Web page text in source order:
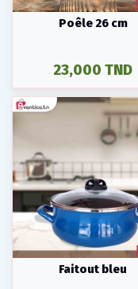
Poêle 26 cm
23,000 TND
Faitout bleu